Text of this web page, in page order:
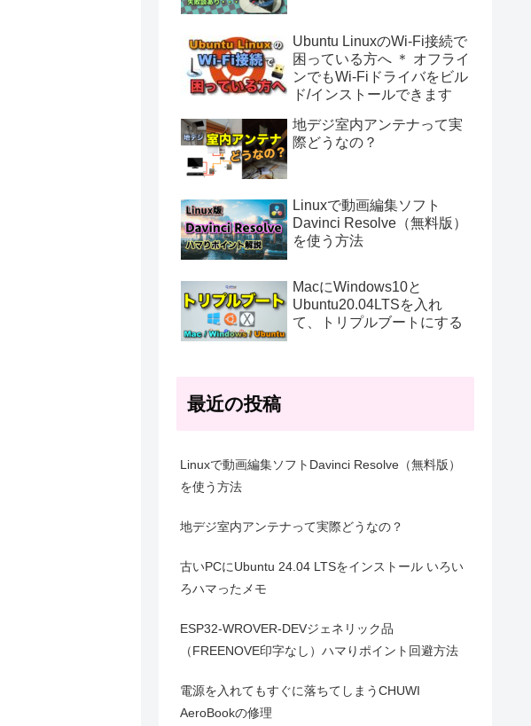
Ubuntu LinuxのWi-Fi接続で
困っている方へ ＊ オフライ
ンでもWi-Fiドライバをビル
ド/インストールできます
地デジ室内アンテナって実
際どうなの？
Linuxで動画編集ソフト
Davinci Resolve（無料版）
を使う方法
MacにWindows10と
Ubuntu20.04LTSを入れ
て、トリプルブートにする
最近の投稿
Linuxで動画編集ソフトDavinci Resolve（無料版）
を使う方法
地デジ室内アンテナって実際どうなの？
古いPCにUbuntu 24.04 LTSをインストール いろい
ろハマったメモ
ESP32-WROVER-DEVジェネリック品
（FREENOVE印字なし）ハマりポイント回避方法
電源を入れてもすぐに落ちてしまうCHUWI
AeroBookの修理